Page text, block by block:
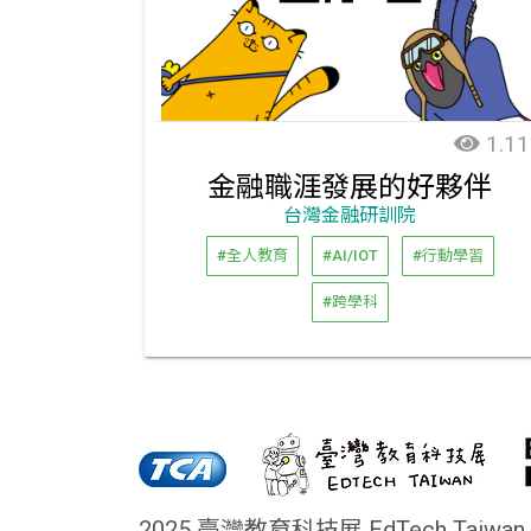
金融職涯發展的好夥伴
台灣金融研訓院
#全人教育 #AI/IOT #行動學習
#跨學科